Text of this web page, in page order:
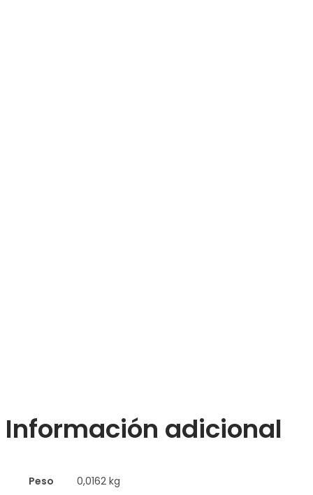
Información adicional
Peso
0,0162 kg